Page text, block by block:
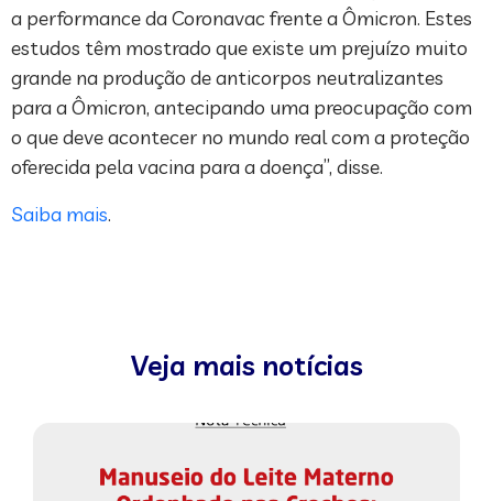
a performance da Coronavac frente a Ômicron. Estes
estudos têm mostrado que existe um prejuízo muito
grande na produção de anticorpos neutralizantes
para a Ômicron, antecipando uma preocupação com
o que deve acontecer no mundo real com a proteção
oferecida pela vacina para a doença”, disse.
Saiba mais.
Veja mais notícias